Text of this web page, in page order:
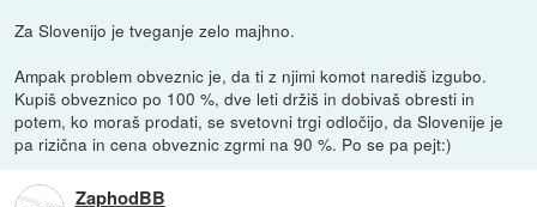
Za Slovenijo je tveganje zelo majhno.
Ampak problem obveznic je, da ti z njimi komot narediš izgubo.
Kupiš obveznico po 100 %, dve leti držiš in dobivaš obresti in
potem, ko moraš prodati, se svetovni trgi odločijo, da Slovenije je
pa rizična in cena obveznic zgrmi na 90 %. Po se pa pejt:)
ZaphodBB